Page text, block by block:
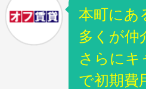
本町にあ
多くが仲
さらにキ
で初期費